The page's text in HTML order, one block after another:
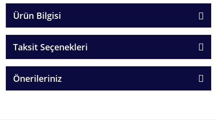
Ürün Bilgisi
Taksit Seçenekleri
Önerileriniz